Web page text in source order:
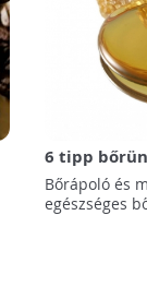
6 tipp
Bőrápoló és
egészséges